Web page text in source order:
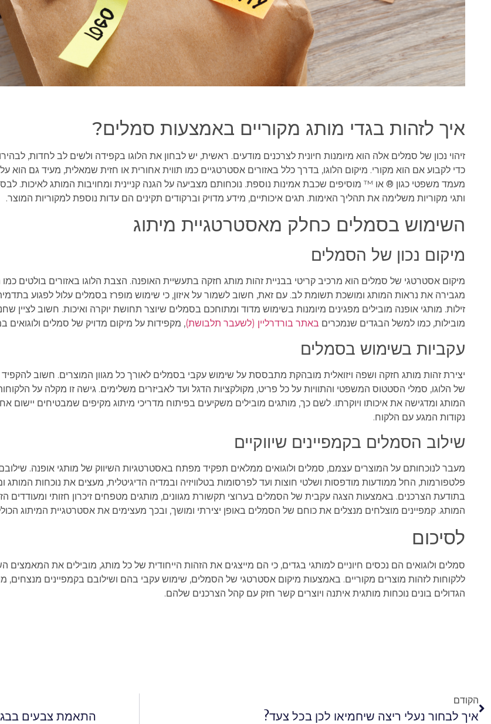
איך לזהות בגדי מותג מקוריים באמצעות סמלים?
זיהוי נכון של סמלים אלה הוא מיומנות חיונית לצרכנים מודעים. ראשית, יש לבחון את הלוגו בקפידה ולשים לב לחדות,
כדי לקבוע אם הוא מקורי. מיקום הלוגו, בדרך כלל באזורים אסטרטגיים כמו תווית אחורית או חזית שמאלית, מעיד גם הוא
מעמד משפטי כגון ® או ™ מוסיפים שכבת אמינות נוספת. נוכחותם מצביעה על הגנה קניינית ומחויבות המותג לאיכות.
ותגי מקוריות משלימה את תהליך האימות. תגים איכותיים, מידע מדויק וברקודים תקינים הם עדות נוספת למקוריות המוצר.
השימוש בסמלים כחלק מאסטרטגיית מיתוג
מיקום נכון של הסמלים
מיקום אסטרטגי של סמלים הוא מרכיב קריטי בבניית זהות מותג חזקה בתעשיית האופנה. הצבת הלוגו באזורים בולטים
מגבירה את נראות המותג ומושכת תשומת לב. עם זאת, חשוב לשמור על איזון, כי שימוש מופרז בסמלים עלול לפגוע
זילות. מותגי אופנה מובילים מפגינים מיומנות בשימוש מדוד ומתוחכם בסמלים שיוצר תחושת יוקרה ואיכות. חשוב לציין
מובילות, כמו למשל הבגדים שנמכרים באתר בורדרליין (לשעבר תלבושת), מקפידות על מיקום מדויק של סמלים ולוגואים
עקביות בשימוש בסמלים
יצירת זהות מותג חזקה ושפה ויזואלית מובהקת מתבססת על שימוש עקבי בסמלים לאורך כל מגוון המוצרים. חשוב
של הלוגו, סמלי הסטטוס המשפטי והתוויות על כל פריט, מקולקציות הדגל ועד לאביזרים משלימים. גישה זו מקלה על
המותג ומדגישה את איכותו ויוקרתו. לשם כך, מותגים מובילים משקיעים בפיתוח מדריכי מיתוג מקיפים שמבטיחים יישום
נקודות המגע עם הלקוח.
שילוב הסמלים בקמפיינים שיווקיים
מעבר לנוכחותם על המוצרים עצמם, סמלים ולוגואים ממלאים תפקיד מפתח באסטרטגיות השיווק של מותגי אופנה. שילובם
פלטפורמות, החל ממודעות מודפסות ושלטי חוצות ועד לפרסומות בטלוויזיה ובמדיה הדיגיטלית, מעצים את נוכחות המותג
בתודעת הצרכנים. באמצעות הצגה עקבית של הסמלים בערוצי תקשורת מגוונים, מותגים מטפחים זיכרון חזותי ומעודדים
המותג. קמפיינים מוצלחים מנצלים את כוחם של הסמלים באופן יצירתי ומושך, ובכך מעצימים את אסטרטגיית המיתוג
לסיכום
סמלים ולוגואים הם נכסים חיוניים למותגי בגדים, כי הם מייצגים את הזהות הייחודית של כל מותג, מובילים את המאמצים
ללקוחות לזהות מוצרים מקוריים. באמצעות מיקום אסטרטגי של הסמלים, שימוש עקבי בהם ושילובם בקמפיינים מנצחים,
הגדולים בונים נוכחות מותגית איתנה ויוצרים קשר חזק עם קהל הצרכנים שלהם.
הקודם
איך לבחור נעלי ריצה שיחמיאו לכן בכל צעד? התאמת צבעים